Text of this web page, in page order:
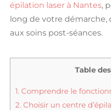
épilation laser à Nantes,
long de votre démarche,
aux soins post-séances.
Table
1. Comprendre le
2. Choisir un centre